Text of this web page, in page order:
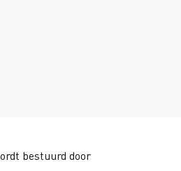
bestuurd door